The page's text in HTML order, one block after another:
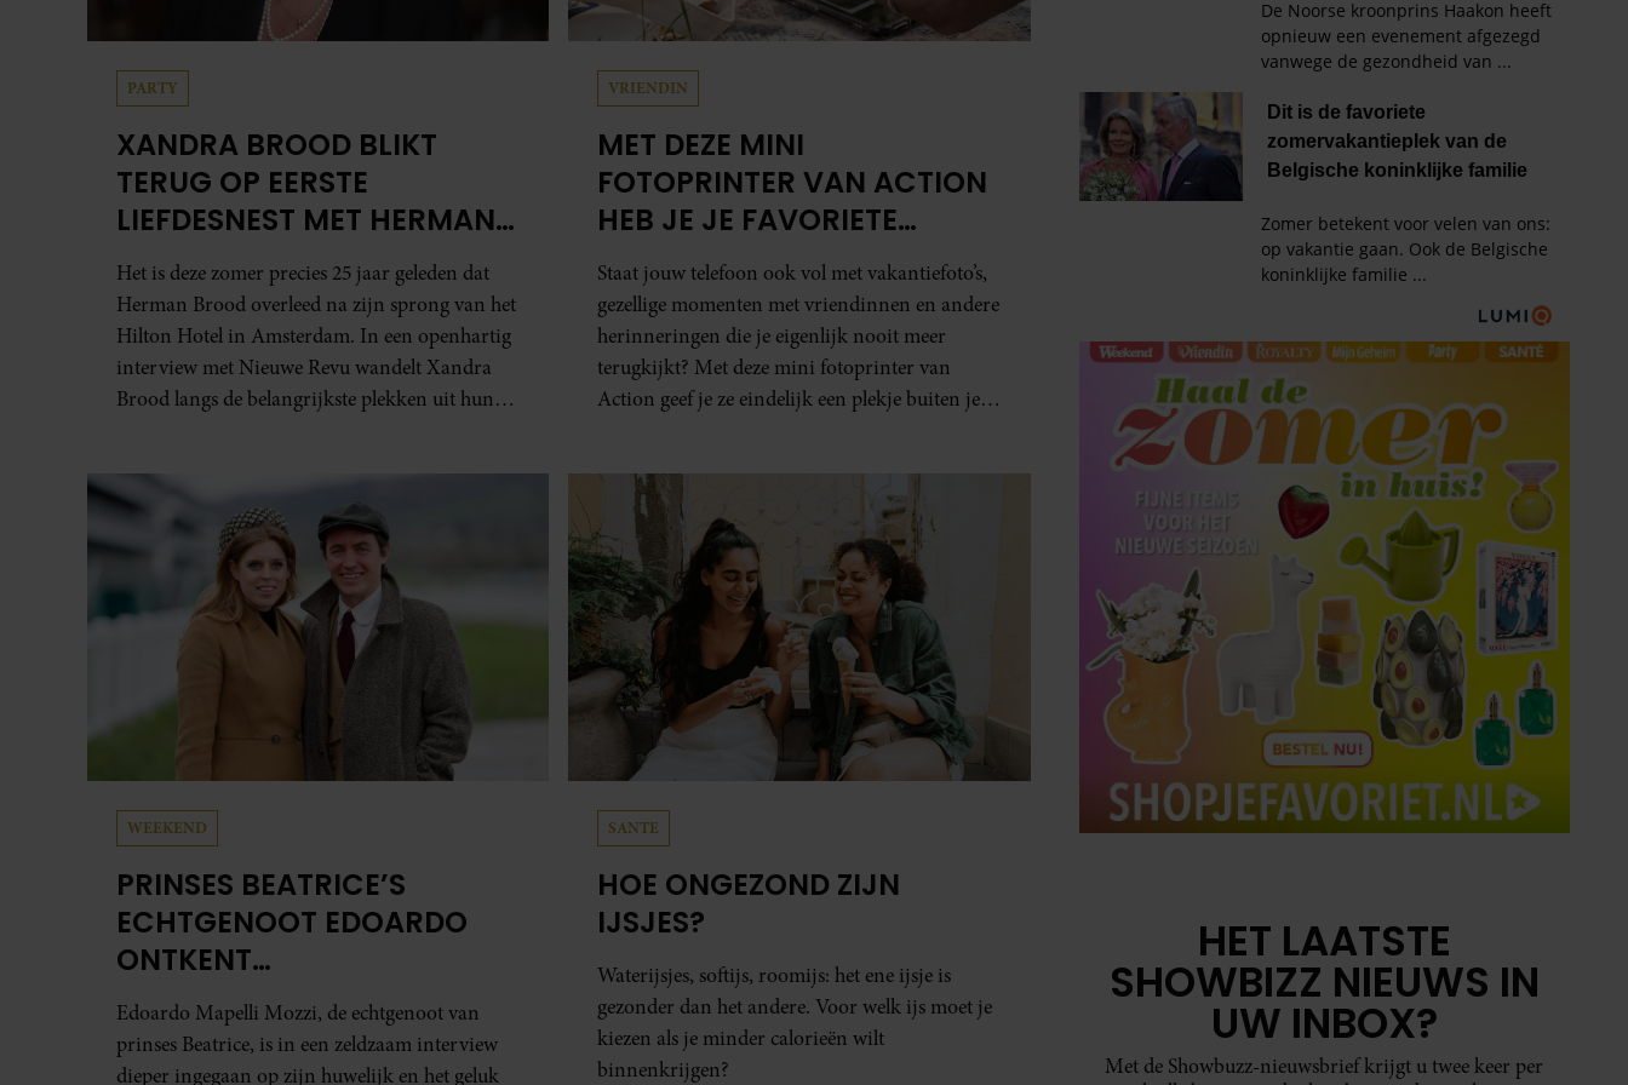
PARTY
XANDRA BROOD BLIKT
TERUG OP EERSTE
LIEFDESNEST MET HERMAN
BROOD: “HIER IS LOLA
GEBOREN”
Het is deze zomer precies 25 jaar geleden dat
Herman Brood overleed na zijn sprong van het
Hilton Hotel in Amsterdam. In een openhartig
interview met Nieuwe Revu wandelt Xandra
Brood langs de belangrijkste plekken uit hun
aan herinneringen op. Daar begon hun leven
samen en werd dochter Lola geboren.
VRIENDIN
MET DEZE MINI
FOTOPRINTER VAN ACTION
HEB JE JE FAVORIETE
FOTO’S BINNEN ÉÉN MINUUT
IN HANDEN
Staat jouw telefoon ook vol met vakantiefoto’s,
gezellige momenten met vriendinnen en andere
herinneringen die je eigenlijk nooit meer
terugkijkt? Met deze mini fotoprinter van
Action geef je ze eindelijk een plekje buiten je
WEEKEND
PRINSES BEATRICE’S
ECHTGENOOT EDOARDO
ONTKENT
HUWELIJKSPROBLEMEN
Edoardo Mapelli Mozzi, de echtgenoot van
prinses Beatrice, is in een zeldzaam interview
dieper ingegaan op zijn huwelijk en het geluk
SANTE
HOE ONGEZOND ZIJN
IJSJES?
Waterijsjes, softijs, roomijs: het ene ijsje is
gezonder dan het andere. Voor welk ijs moet je
kiezen als je minder calorieën wilt
binnenkrijgen?
HET LAATSTE
SHOWBIZZ NIEUWS IN
UW INBOX?
Met de Showbuzz-nieuwsbrief krijgt u twee keer per